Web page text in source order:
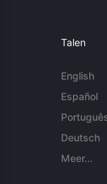
Talen
English
Español
Deutsch
Meer...